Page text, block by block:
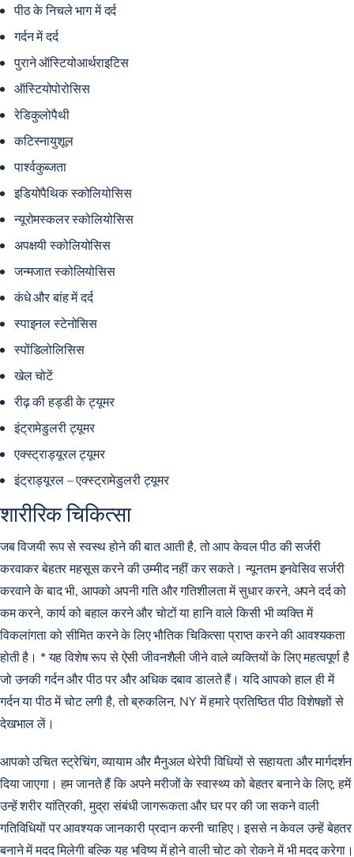
पीठ के निचले भाग में दर्द
गर्दन में दर्द
पुराने ऑस्टियोआर्थराइटिस
ऑस्टियोपोरोसिस
रेडिकुलोपैथी
कटिस्नायुशूल
पार्श्वकुब्जता
इडियोपैथिक स्कोलियोसिस
न्यूरोमस्कलर स्कोलियोसिस
अपक्षयी स्कोलियोसिस
जन्मजात स्कोलियोसिस
कंधे और बांह में दर्द
स्पाइनल स्टेनोसिस
स्पोंडिलोलिसिस
खेल चोटें
रीढ़ की हड्डी के ट्यूमर
इंट्रामेडुलरी ट्यूमर
एक्स्ट्राड्यूरल ट्यूमर
इंट्राड्यूरल – एक्स्ट्रामेडुलरी ट्यूमर
शारीरिक चिकित्सा
जब विजयी रूप से स्वस्थ होने की बात आती है, तो आप केवल पीठ की सर्जरी
करवाकर बेहतर महसूस करने की उम्मीद नहीं कर सकते। न्यूनतम इनवेसिव सर्जरी
करवाने के बाद भी, आपको अपनी गति और गतिशीलता में सुधार करने, अपने दर्द को
कम करने, कार्य को बहाल करने और चोटों या हानि वाले किसी भी व्यक्ति में
विकलांगता को सीमित करने के लिएभौतिक चिकित्साप्राप्त करने की आवश्यकता
होती है। * यह विशेष रूप से ऐसी जीवनशैली जीने वाले व्यक्तियों के लिए महत्वपूर्ण है
जो उनकी गर्दन और पीठ पर और अधिक दबाव डालते हैं। यदि आपको हाल ही में
गर्दन या पीठ में चोट लगी है, तो ब्रुकलिन, NY में हमारे प्रतिष्ठित पीठ विशेषज्ञों से
देखभाल लें।
आपको उचित स्ट्रेचिंग, व्यायाम और मैनुअल थेरेपी विधियों से सहायता और मार्गदर्शन
दिया जाएगा। हम जानते हैं कि अपने मरीजों के स्वास्थ्य को बेहतर बनाने के लिए; हमें
उन्हें शरीर यांत्रिकी, मुद्रा संबंधी जागरूकता और घर पर की जा सकने वाली
गतिविधियों पर आवश्यक जानकारी प्रदान करनी चाहिए। इससे न केवल उन्हें बेहतर
बनाने में मदद मिलेगी बल्कि यह भविष्य में होने वाली चोट को रोकने में भी मदद करेगा।